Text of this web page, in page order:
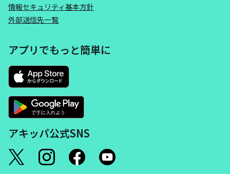
情報セキュリティ基本方針
外部送信先一覧
アプリでもっと簡単に
アキッパ公式SNS